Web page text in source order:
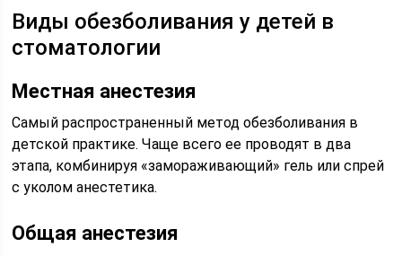
Виды обезболивания у детей в
стоматологии
Местная анестезия
Самый распространенный метод обезболивания в
детской практике. Чаще всего ее проводят в два
этапа, комбинируя «замораживающий» гель или спрей
с уколом анестетика.
Общая анестезия